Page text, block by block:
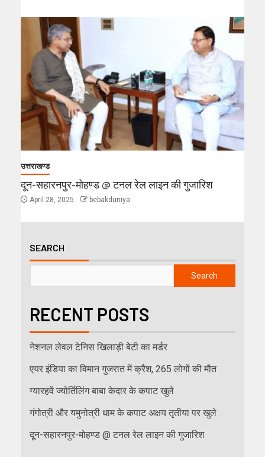
उत्तराखण्ड
दून-सहारनपुर-मोहण्ड @ टनल रेल लाइन की गुजारिश
April 28, 2025 bebakduniya
SEARCH
Search
RECENT POSTS
नेशनल लेवल टेनिस खिलाड़ी बेटी का मर्डर
एयर इंडिया का विमान गुजरात में क्रैश, 265 लोगों की मौत
ग्यारहवें ज्योर्तिलिंग बाबा केदार के कपाट खुले
गंगोत्री और यमुनोत्री धाम के कपाट अक्षय तृतीया पर खुले
दून-सहारनपुर-मोहण्ड @ टनल रेल लाइन की गुजारिश